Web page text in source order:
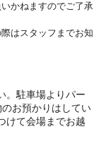
かねますのでご了承
はスタッフまでお知
。駐車場よりパー
お預かりはしてい
けて会場までお越